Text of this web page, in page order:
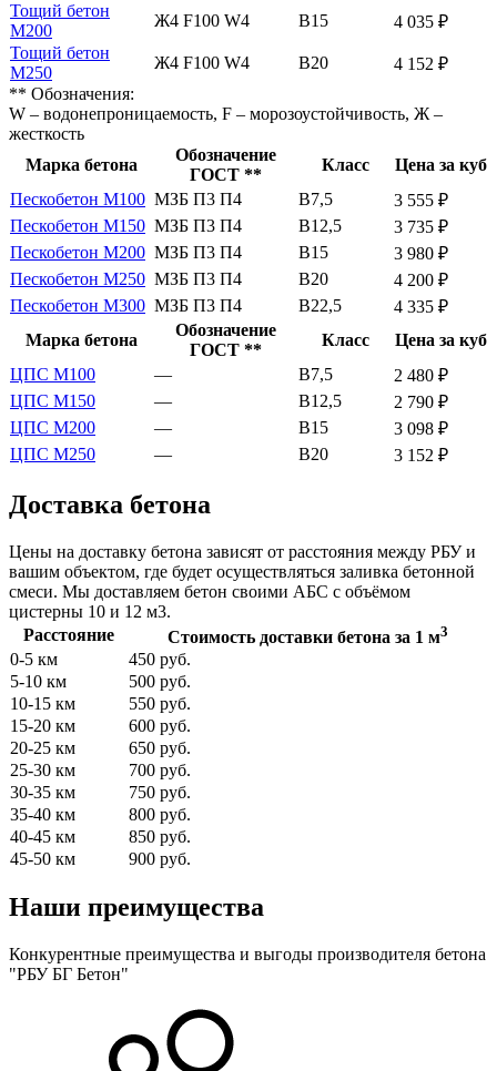
Тощий бетон
М200
Ж4 F100 W4 В15
4 035 ₽
Тощий бетон
М250
Ж4 F100 W4 В20
4 152 ₽
** Обозначения:
W – водонепроницаемость, F – морозоустойчивость, Ж –
жесткость
Марка бетона
Обозначение
ГОСТ **
Класс
Цена за куб
Пескобетон М100 МЗБ П3 П4 В7,5
3 555 ₽
Пескобетон М150 МЗБ П3 П4 В12,5
3 735 ₽
Пескобетон М200 МЗБ П3 П4 В15
3 980 ₽
Пескобетон М250 МЗБ П3 П4 В20
4 200 ₽
Пескобетон М300 МЗБ П3 П4 В22,5
4 335 ₽
Марка бетона
Обозначение
ГОСТ **
Класс
Цена за куб
ЦПС М100
— В7,5
2 480 ₽
ЦПС М150
— В12,5
2 790 ₽
ЦПС М200
— В15
3 098 ₽
ЦПС М250
— В20 3 152 ₽
Доставка бетона
Цены на доставку бетона зависят от расстояния между РБУ и
вашим объектом, где будет осуществляться заливка бетонной
смеси. Мы доставляем бетон своими АБС с объёмом
цистерны 10 и 12 м3.
Расстояние
Стоимость доставки бетона за 1 м3
0-5 км
450 руб.
5-10 км
500 руб.
10-15 км
550 руб.
15-20 км
600 руб.
20-25 км
650 руб.
25-30 км
700 руб.
30-35 км
750 руб.
35-40 км
800 руб.
40-45 км
850 руб.
45-50 км
900 руб.
Наши преимущества
Конкурентные преимущества и выгоды производителя бетона
"РБУ БГ Бетон"